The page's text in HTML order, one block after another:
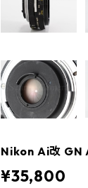
Nikon Ai改 GN
¥35,800